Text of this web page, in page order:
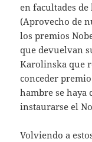
en facultades de
(Aprovecho de
los premios
que devuelvan
Karolinska que
conceder
hambre se haya
instaurarse el
Volviendo a